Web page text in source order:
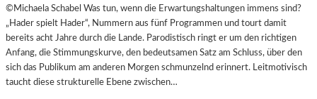
©Michaela Schabel Was tun, wenn die Erwartungshaltungen immens sind?
„Hader spielt Hader“, Nummern aus fünf Programmen und tourt damit
bereits acht Jahre durch die Lande. Parodistisch ringt er um den richtigen
Anfang, die Stimmungskurve, den bedeutsamen Satz am Schluss, über den
sich das Publikum am anderen Morgen schmunzelnd erinnert. Leitmotivisch
taucht diese strukturelle Ebene zwischen…